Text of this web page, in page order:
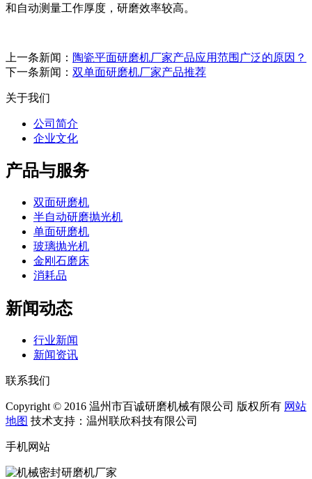
和自动测量工作厚度，研磨效率较高。
上一条新闻： 陶瓷平面研磨机厂家产品应用范围广泛的原因？
下一条新闻： 双单面研磨机厂家产品推荐
关于我们
公司简介
企业文化
产品与服务
双面研磨机
半自动研磨抛光机
单面研磨机
玻璃抛光机
金刚石磨床
消耗品
新闻动态
行业新闻
新闻资讯
联系我们
Copyright © 2016 温州市百诚研磨机械有限公司 版权所有 网站
地图 技术支持：温州联欣科技有限公司
手机网站